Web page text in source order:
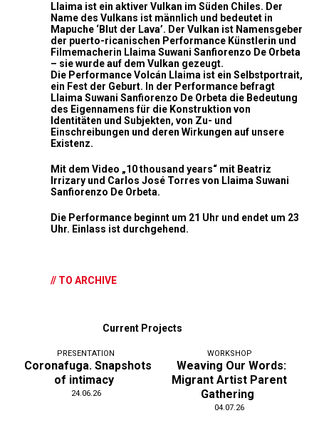
Llaima ist ein aktiver Vulkan im Süden Chiles. Der
Name des Vulkans ist männlich und bedeutet in
Mapuche ‘Blut der Lava’. Der Vulkan ist Namensgeber
der puerto-ricanischen Performance Künstlerin und
Filmemacherin Llaima Suwani Sanfiorenzo De Orbeta
– sie wurde auf dem Vulkan gezeugt.
Die Performance Volcán Llaima ist ein Selbstportrait,
ein Fest der Geburt. In der Performance befragt
Llaima Suwani Sanfiorenzo De Orbeta die Bedeutung
des Eigennamens für die Konstruktion von
Identitäten und Subjekten, von Zu- und
Einschreibungen und deren Wirkungen auf unsere
Existenz.
Mit dem Video „10 thousand years“ mit Beatriz
Irrizary und Carlos José Torres von Llaima Suwani
Sanfiorenzo De Orbeta.
Die Performance beginnt um 21 Uhr und endet um 23
Uhr. Einlass ist durchgehend.
// TO ARCHIVE
Current Projects
PRESENTATION
Coronafuga. Snapshots
of intimacy
24.06.26
WORKSHOP
Weaving Our Words:
Migrant Artist Parent
Gathering
04.07.26